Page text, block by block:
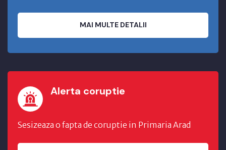
MAI MULTE DETALII
Alerta coruptie
Sesizeaza o fapta de coruptie in Primaria Arad